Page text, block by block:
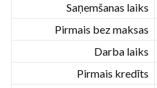
Saņemšanas laiks
Pirmais bez maksas
Darba laiks
Pirmais kredīts